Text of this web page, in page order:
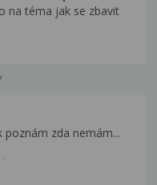
na téma jak se zbavit
zda nemám...